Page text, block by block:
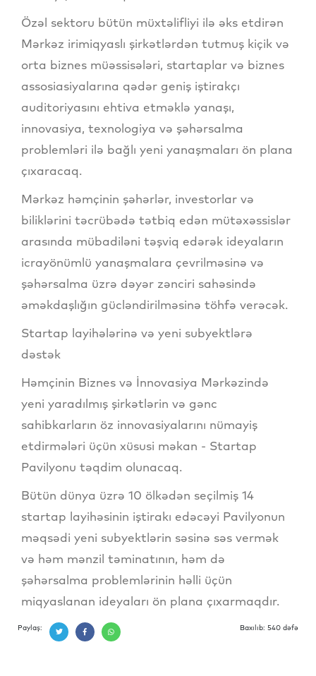
Özəl sektoru bütün müxtəlifliyi ilə əks etdirən
Mərkəz irimiqyaslı şirkətlərdən tutmuş kiçik və
orta biznes müəssisələri, startaplar və biznes
assosiasiyalarına qədər geniş iştirakçı
auditoriyasını ehtiva etməklə yanaşı,
innovasiya, texnologiya və şəhərsalma
problemləri ilə bağlı yeni yanaşmaları ön plana
çıxaracaq.
Mərkəz həmçinin şəhərlər, investorlar və
biliklərini təcrübədə tətbiq edən mütəxəssislər
arasında mübadiləni təşviq edərək ideyaların
icrayönümlü yanaşmalara çevrilməsinə və
şəhərsalma üzrə dəyər zənciri sahəsində
əməkdaşlığın gücləndirilməsinə töhfə verəcək.
Startap layihələrinə və yeni subyektlərə
dəstək
Həmçinin Biznes və İnnovasiya Mərkəzində
yeni yaradılmış şirkətlərin və gənc
sahibkarların öz innovasiyalarını nümayiş
etdirmələri üçün xüsusi məkan - Startap
Pavilyonu təqdim olunacaq.
Bütün dünya üzrə 10 ölkədən seçilmiş 14
startap layihəsinin iştirakı edəcəyi Pavilyonun
məqsədi yeni subyektlərin səsinə səs vermək
və həm mənzil təminatının, həm də
şəhərsalma problemlərinin həlli üçün
miqyaslanan ideyaları ön plana çıxarmaqdır.
Paylaş: Baxılıb: 540 dəfə